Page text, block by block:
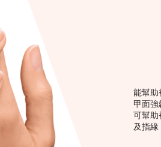
能幫助
甲面
可幫助
及指